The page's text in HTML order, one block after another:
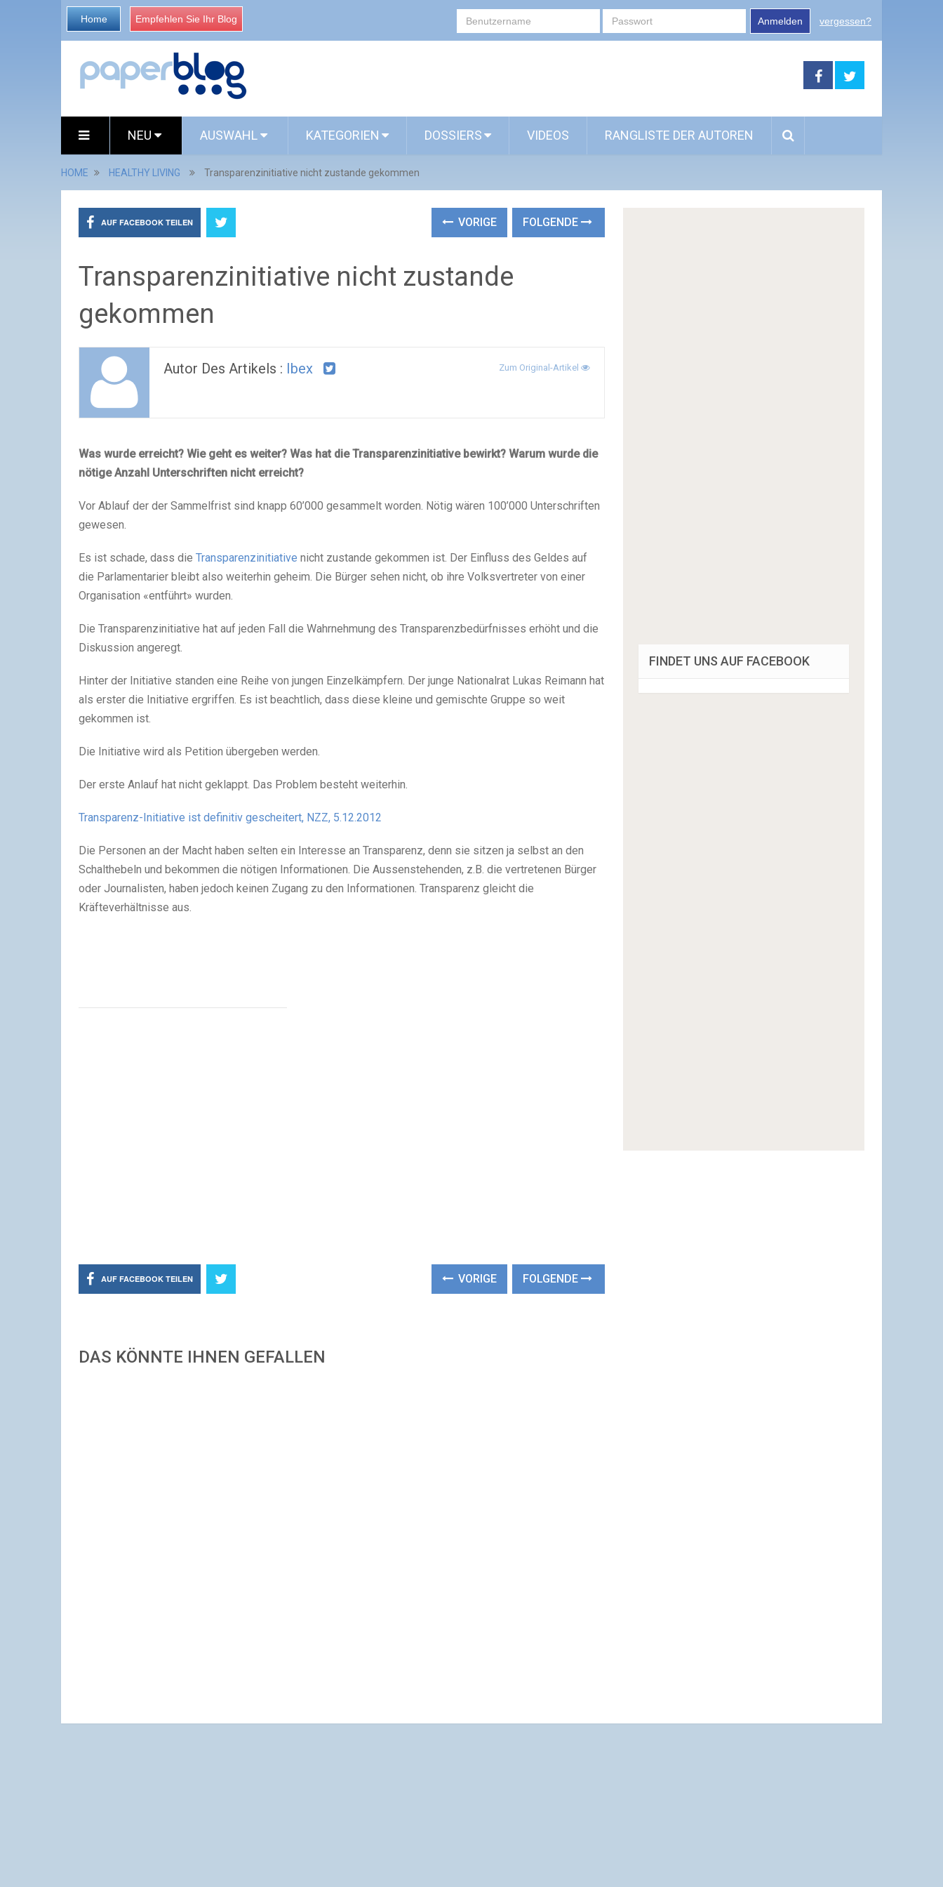
Home Empfehlen Sie Ihr Blog Anmelden vergessen?
NEU AUSWAHL KATEGORIEN DOSSIERS VIDEOS RANGLISTE DER AUTOREN
HOME HEALTHY LIVING Transparenzinitiative nicht zustande gekommen
AUF FACEBOOK TEILEN VORIGE FOLGENDE
Transparenzinitiative nicht zustande
gekommen
Autor Des Artikels : Ibex Zum Original-Artikel
Was wurde erreicht? Wie geht es weiter? Was hat die Transparenzinitiative bewirkt? Warum wurde die
nötige Anzahl Unterschriften nicht erreicht?
Vor Ablauf der der Sammelfrist sind knapp 60’000 gesammelt worden. Nötig wären 100’000 Unterschriften
gewesen.
Es ist schade, dass die Transparenzinitiative nicht zustande gekommen ist. Der Einfluss des Geldes auf
die Parlamentarier bleibt also weiterhin geheim. Die Bürger sehen nicht, ob ihre Volksvertreter von einer
Organisation «entführt» wurden.
Die Transparenzinitiative hat auf jeden Fall die Wahrnehmung des Transparenzbedürfnisses erhöht und die
Diskussion angeregt.
Hinter der Initiative standen eine Reihe von jungen Einzelkämpfern. Der junge Nationalrat Lukas Reimann hat
als erster die Initiative ergriffen. Es ist beachtlich, dass diese kleine und gemischte Gruppe so weit
gekommen ist.
Die Initiative wird als Petition übergeben werden.
Der erste Anlauf hat nicht geklappt. Das Problem besteht weiterhin.
Transparenz-Initiative ist definitiv gescheitert, NZZ, 5.12.2012
Die Personen an der Macht haben selten ein Interesse an Transparenz, denn sie sitzen ja selbst an den
Schalthebeln und bekommen die nötigen Informationen. Die Aussenstehenden, z.B. die vertretenen Bürger
oder Journalisten, haben jedoch keinen Zugang zu den Informationen. Transparenz gleicht die
Kräfteverhältnisse aus.
AUF FACEBOOK TEILEN VORIGE FOLGENDE
DAS KÖNNTE IHNEN GEFALLEN
FINDET UNS AUF FACEBOOK